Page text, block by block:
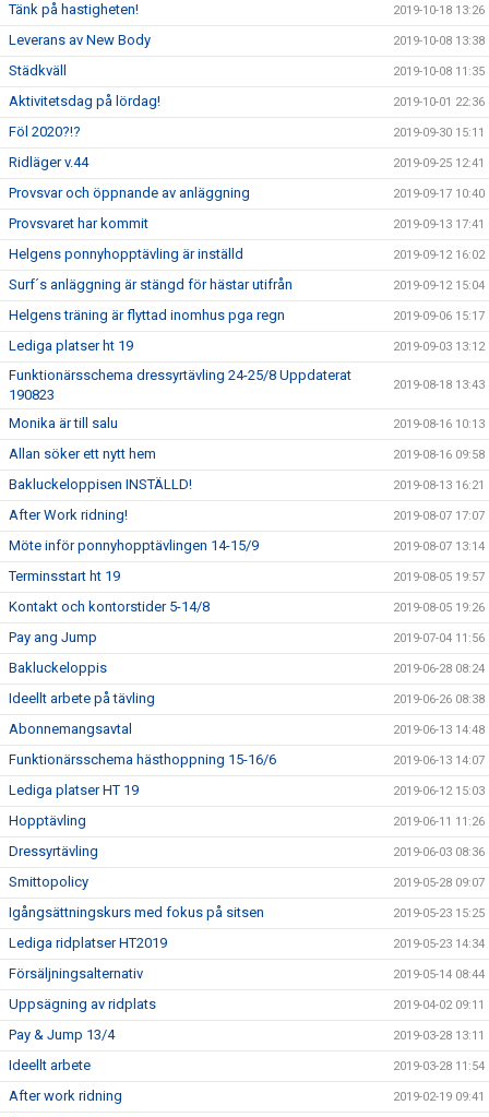
Tänk på hastigheten! 2019-10-18 13:26
Leverans av New Body 2019-10-08 13:38
Städkväll 2019-10-08 11:35
Aktivitetsdag på lördag! 2019-10-01 22:36
Föl 2020?!? 2019-09-30 15:11
Ridläger v.44 2019-09-25 12:41
Provsvar och öppnande av anläggning 2019-09-17 10:40
Provsvaret har kommit 2019-09-13 17:41
Helgens ponnyhopptävling är inställd 2019-09-12 16:02
Surf´s anläggning är stängd för hästar utifrån 2019-09-12 15:04
Helgens träning är flyttad inomhus pga regn 2019-09-06 15:17
Lediga platser ht 19 2019-09-03 13:12
Funktionärsschema dressyrtävling 24-25/8 Uppdaterat
190823
2019-08-18 13:43
Monika är till salu 2019-08-16 10:13
Allan söker ett nytt hem 2019-08-16 09:58
Bakluckeloppisen INSTÄLLD! 2019-08-13 16:21
After Work ridning! 2019-08-07 17:07
Möte inför ponnyhopptävlingen 14-15/9 2019-08-07 13:14
Terminsstart ht 19 2019-08-05 19:57
Kontakt och kontorstider 5-14/8 2019-08-05 19:26
Pay ang Jump 2019-07-04 11:56
Bakluckeloppis 2019-06-28 08:24
Ideellt arbete på tävling 2019-06-26 08:38
Abonnemangsavtal 2019-06-13 14:48
Funktionärsschema hästhoppning 15-16/6 2019-06-13 14:07
Lediga platser HT 19 2019-06-12 15:03
Hopptävling 2019-06-11 11:26
Dressyrtävling 2019-06-03 08:36
Smittopolicy 2019-05-28 09:07
Igångsättningskurs med fokus på sitsen 2019-05-23 15:25
Lediga ridplatser HT2019 2019-05-23 14:34
Försäljningsalternativ 2019-05-14 08:44
Uppsägning av ridplats 2019-04-02 09:11
Pay & Jump 13/4 2019-03-28 13:11
Ideellt arbete 2019-03-28 11:54
After work ridning 2019-02-19 09:41